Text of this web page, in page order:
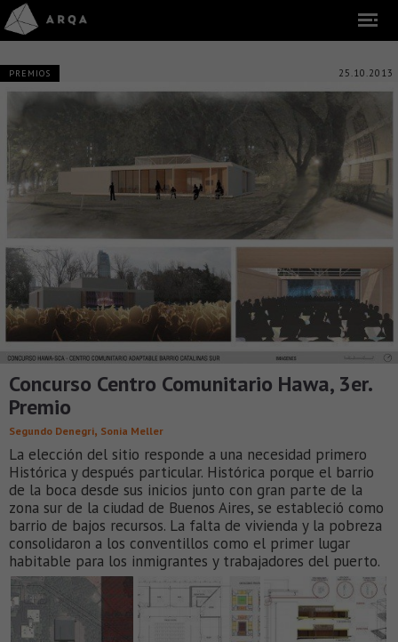
PREMIOS 25.10.2013
Concurso Centro Comunitario Hawa, 3er.
Premio
Segundo Denegri, Sonia Meller
La elección del sitio responde a una necesidad primero
Histórica y después particular. Histórica porque el barrio
de la boca desde sus inicios junto con gran parte de la
zona sur de la ciudad de Buenos Aires, se estableció como
barrio de bajos recursos. La falta de vivienda y la pobreza
consolidaron a los conventillos como el primer lugar
habitable para los inmigrantes y trabajadores del puerto.